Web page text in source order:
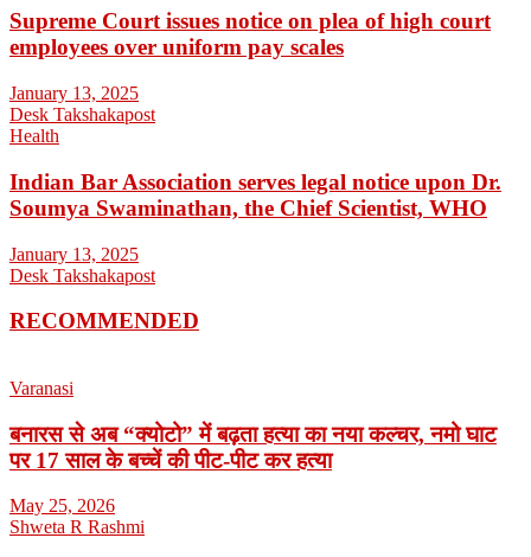
Supreme Court issues notice on plea of high court
employees over uniform pay scales
January 13, 2025
Desk Takshakapost
Health
Indian Bar Association serves legal notice upon Dr.
Soumya Swaminathan, the Chief Scientist, WHO
January 13, 2025
Desk Takshakapost
RECOMMENDED
Varanasi
बनारस से अब “क्योटो” में बढ़ता हत्या का नया कल्चर, नमो घाट
पर 17 साल के बच्चें की पीट-पीट कर हत्या
May 25, 2026
Shweta R Rashmi